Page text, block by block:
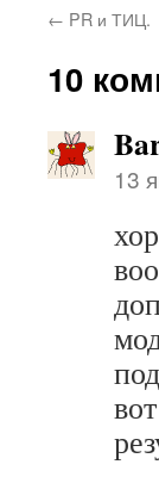
Thermaltake!
← PR и ТИЦ.
10
13